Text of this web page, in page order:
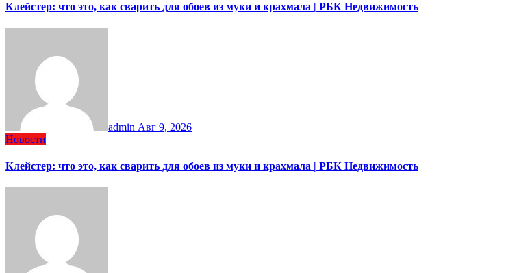
Клейстер: что это, как сварить для обоев из муки и крахмала | РБК Недвижимость
admin Авг 9, 2026
Новости
Клейстер: что это, как сварить для обоев из муки и крахмала | РБК Недвижимость